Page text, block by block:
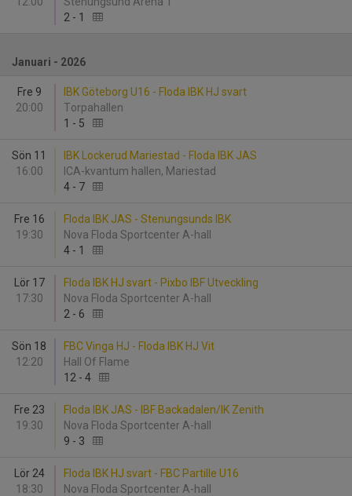
2 - 1
Januari - 2026
Fre 9
20:00
IBK Göteborg U16 - Floda IBK HJ svart
Torpahallen
1 - 5
Sön 11
16:00
IBK Lockerud Mariestad - Floda IBK JAS
ICA-kvantum hallen, Mariestad
4 - 7
Fre 16
19:30
Floda IBK JAS - Stenungsunds IBK
Nova Floda Sportcenter A-hall
4 - 1
Lör 17
17:30
Floda IBK HJ svart - Pixbo IBF Utveckling
Nova Floda Sportcenter A-hall
2 - 6
Sön 18
12:20
FBC Vinga HJ - Floda IBK HJ Vit
Hall Of Flame
12 - 4
Fre 23
19:30
Floda IBK JAS - IBF Backadalen/IK Zenith
Nova Floda Sportcenter A-hall
9 - 3
Lör 24
18:30
Floda IBK HJ svart - FBC Partille U16
Nova Floda Sportcenter A-hall